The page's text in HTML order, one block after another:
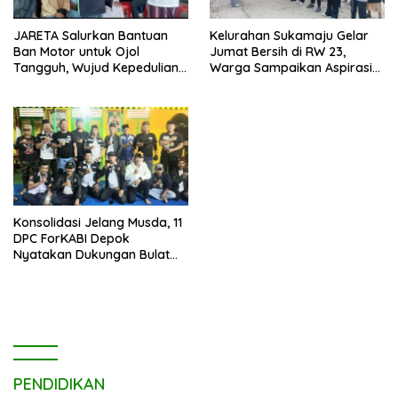
JARETA Salurkan Bantuan
Ban Motor untuk Ojol
Tangguh, Wujud Kepedulian
Kelurahan Sukamaju Gelar
Jumat Bersih di RW 23,
Warga Sampaikan Aspirasi
Konsolidasi Jelang Musda, 11
DPC ForKABI Depok
Nyatakan Dukungan Bulat
PENDIDIKAN